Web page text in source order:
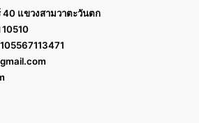
แขวงสามวาตะวันตก
10510